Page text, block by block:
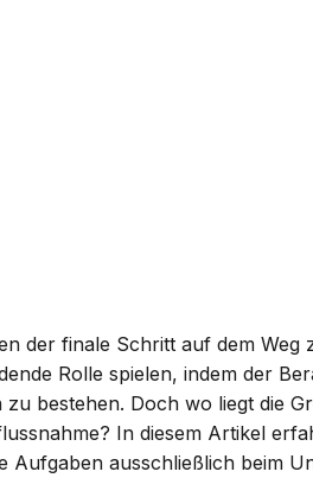
der finale Schritt auf dem Weg
Rolle spielen, indem der
bestehen. Doch wo liegt die
In diesem Artikel
ausschließlich beim